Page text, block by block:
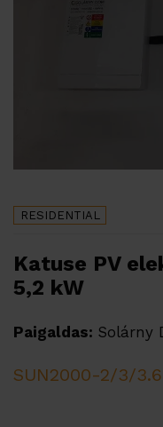
RESIDENTIAL
Katuse PV
5,2 kW
Paigaldas: Solárny
SUN2000-2/3/